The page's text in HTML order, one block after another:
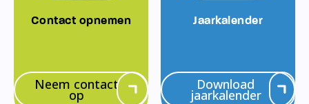
Contact opnemen
Neem contact
op
Jaarkalender
Download
jaarkalender